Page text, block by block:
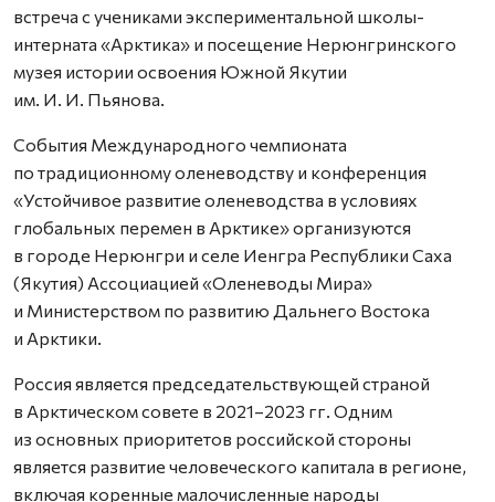
встреча с учениками экспериментальной школы-
интерната «Арктика» и поcещение Нерюнгринского
музея истории освоения Южной Якутии
им. И. И. Пьянова.
События Международного чемпионата
по традиционному оленеводству и конференция
«Устойчивое развитие оленеводства в условиях
глобальных перемен в Арктике» организуются
в городе Нерюнгри и селе Иенгра Республики Саха
(Якутия) Ассоциацией «Оленеводы Мира»
и Министерством по развитию Дальнего Востока
и Арктики.
Россия является председательствующей страной
в Арктическом совете в 2021–2023 гг. Одним
из основных приоритетов российской стороны
является развитие человеческого капитала в регионе,
включая коренные малочисленные народы